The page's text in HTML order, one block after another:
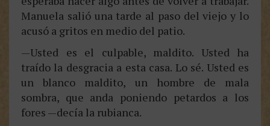
Manuela salió una tarde al paso del viejo y lo
acusó a gritos en medio del patio.
—Usted es el culpable, maldito. Usted ha
traído la desgracia a esta casa. Lo sé. Usted es
un blanco maldito, un hombre de mala
sombra, que anda poniendo petardos a los
fores —decía la rubianca.